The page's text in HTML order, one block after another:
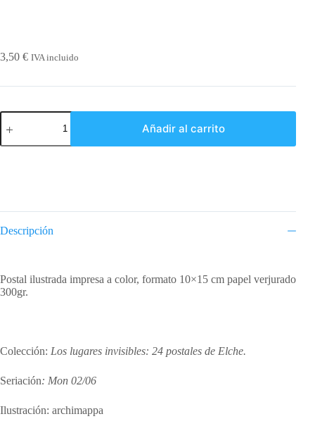
3,50 € IVA incluido
Postal
Hort
Añadir al carrito
Descripción
Postal ilustrada impresa a color, formato 10×15 cm papel verjurado
300gr.
Colección: Los lugares invisibles: 24 postales de Elche.
Seriación: Mon 02/06
Ilustración: archimappa